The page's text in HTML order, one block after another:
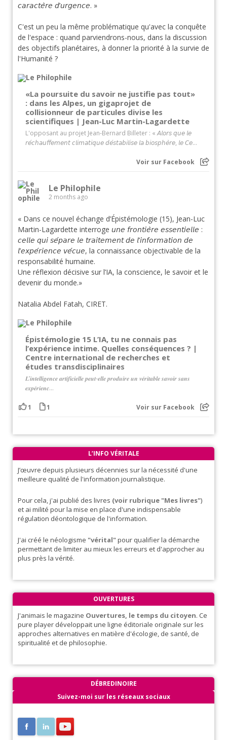
𝘤𝘢𝘳𝘢𝘤𝘵𝘦̀𝘳𝘦 𝘥’𝘶𝘳𝘨𝘦𝘯𝘤𝘦. »
C'est un peu la même problématique qu'avec la conquête
de l'espace : quand parviendrons-nous, dans la discussion
des objectifs planétaires, à donner la priorité à la survie de
l'Humanité ?
«La poursuite du savoir ne justifie pas tout»
: dans les Alpes, un gigaprojet de
collisionneur de particules divise les
scientifiques | Jean-Luc Martin-Lagardette
L'opposant au projet Jean-Bernard Billeter : « 𝘈𝘭𝘰𝘳𝘴 𝘲𝘶𝘦 𝘭𝘦
𝘳𝘦́𝘤𝘩𝘢𝘶𝘧𝘧𝘦𝘮𝘦𝘯𝘵 𝘤𝘭𝘪𝘮𝘢𝘵𝘪𝘲𝘶𝘦 𝘥𝘦́𝘴𝘵𝘢𝘣𝘪𝘭𝘪𝘴𝘦 𝘭𝘢 𝘣𝘪𝘰𝘴𝘱𝘩𝘦̀𝘳𝘦, 𝘭𝘦 𝘊𝘦...
Voir sur Facebook
Le Philophile
2 months ago
« Dans ce nouvel échange d’Épistémologie (15), Jean-Luc
Martin-Lagardette interroge 𝘶𝘯𝘦 𝘧𝘳𝘰𝘯𝘵𝘪𝘦̀𝘳𝘦 𝘦𝘴𝘴𝘦𝘯𝘵𝘪𝘦𝘭𝘭𝘦 :
𝘤𝘦𝘭𝘭𝘦 𝘲𝘶𝘪 𝘴𝘦́𝘱𝘢𝘳𝘦 𝘭𝘦 𝘵𝘳𝘢𝘪𝘵𝘦𝘮𝘦𝘯𝘵 𝘥𝘦 𝘭’𝘪𝘯𝘧𝘰𝘳𝘮𝘢𝘵𝘪𝘰𝘯 𝘥𝘦
𝘭’𝘦𝘹𝘱𝘦́𝘳𝘪𝘦𝘯𝘤𝘦 𝘷𝘦́𝘤𝘶𝘦, la connaissance objectivable de la
responsabilité humaine.
Une réflexion décisive sur l’IA, la conscience, le savoir et le
devenir du monde.»
Natalia Abdel Fatah, CIRET.
Épistémologie 15 L’IA, tu ne connais pas
l’expérience intime. Quelles conséquences ? |
Centre international de recherches et
études transdisciplinaires
𝑳’𝒊𝒏𝒕𝒆𝒍𝒍𝒊𝒈𝒆𝒏𝒄𝒆 𝒂𝒓𝒕𝒊𝒇𝒊𝒄𝒊𝒆𝒍𝒍𝒆 𝒑𝒆𝒖𝒕-𝒆𝒍𝒍𝒆 𝒑𝒓𝒐𝒅𝒖𝒊𝒓𝒆 𝒖𝒏 𝒗𝒆́𝒓𝒊𝒕𝒂𝒃𝒍𝒆 𝒔𝒂𝒗𝒐𝒊𝒓 𝒔𝒂𝒏𝒔
𝒆𝒙𝒑𝒆́𝒓𝒊𝒆𝒏𝒄...
1 1 Voir sur Facebook
L’INFO VÉRITALE
J’œuvre depuis plusieurs décennies sur la nécessité d'une
meilleure qualité de l'information journalistique.
Pour cela, j'ai publié des livres (voir rubrique "Mes livres")
et ai milité pour la mise en place d'une indispensable
régulation déontologique de l'information.
J'ai créé le néologisme "vérital"pour qualifier la démarche
permettant de limiter au mieux les erreurs et d'approcher au
plus près la vérité.
OUVERTURES
J'animais le magazine Ouvertures, le temps du citoyen. Ce
pure player développait une ligne éditoriale originale sur les
approches alternatives en matière d'écologie, de santé, de
spiritualité et de philosophie.
DÉBREDINOIRE
Suivez-moi sur les réseaux sociaux